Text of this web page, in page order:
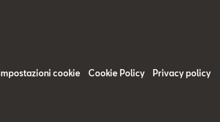
Impostazioni cookie Cookie Policy Privacy policy